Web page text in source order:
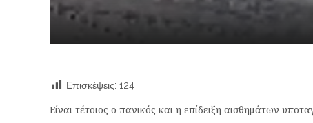
Επισκέψεις: 124
Είναι τέτοιος ο πανικός και η επίδειξη αισθημάτων